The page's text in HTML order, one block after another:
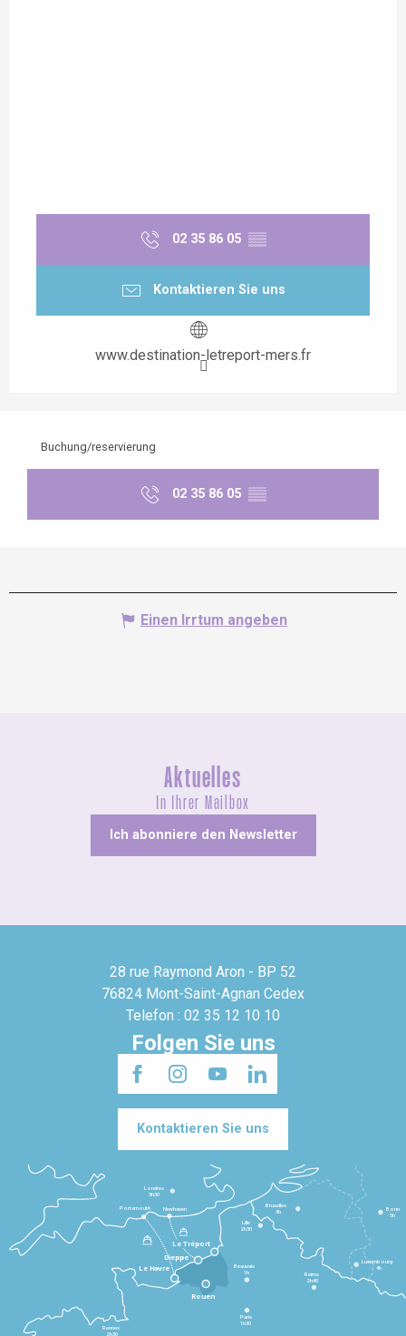
02 35 86 05 ▒▒
Kontaktieren Sie uns
www.destination-letreport-mers.fr
Buchung/reservierung
02 35 86 05 ▒▒
Einen Irrtum angeben
Aktuelles
In Ihrer Mailbox
Ich abonniere den Newsletter
28 rue Raymond Aron - BP 52
76824 Mont-Saint-Agnan Cedex
Telefon : 02 35 12 10 10
Folgen Sie uns
Kontaktieren Sie uns
Le Havre
Dieppe
Le Tréport
Rennes
2h30
Paris
1h30
Beauvais
1h
Reims
2h45
Lille
2h30
Bruxelles
3h
Londres
3h30
Newhaven
Portsmouth
Bonn
5h
Luxembourg
4h
Rouen